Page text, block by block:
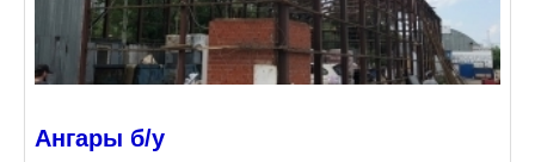
Ангары б/у